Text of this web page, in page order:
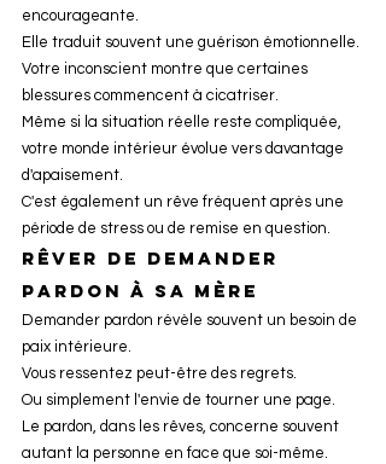
encourageante.
Elle traduit souvent une guérison émotionnelle.
Votre inconscient montre que certaines
blessures commencent à cicatriser.
Même si la situation réelle reste compliquée,
votre monde intérieur évolue vers davantage
d'apaisement.
C'est également un rêve fréquent après une
période de stress ou de remise en question.
Rêver de demander
pardon à sa mère
Demander pardon révèle souvent un besoin de
paix intérieure.
Vous ressentez peut-être des regrets.
Ou simplement l'envie de tourner une page.
Le pardon, dans les rêves, concerne souvent
autant la personne en face que soi-même.